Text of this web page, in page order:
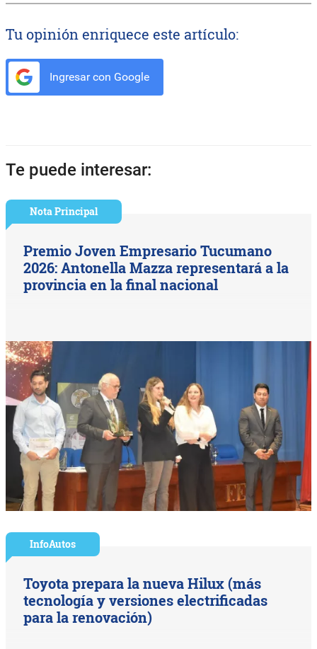
Tu opinión enriquece este artículo:
Ingresar con Google
Te puede interesar:
Nota Principal
Premio Joven Empresario Tucumano
2026: Antonella Mazza representará a la
provincia en la final nacional
InfoAutos
Toyota prepara la nueva Hilux (más
tecnología y versiones electrificadas
para la renovación)